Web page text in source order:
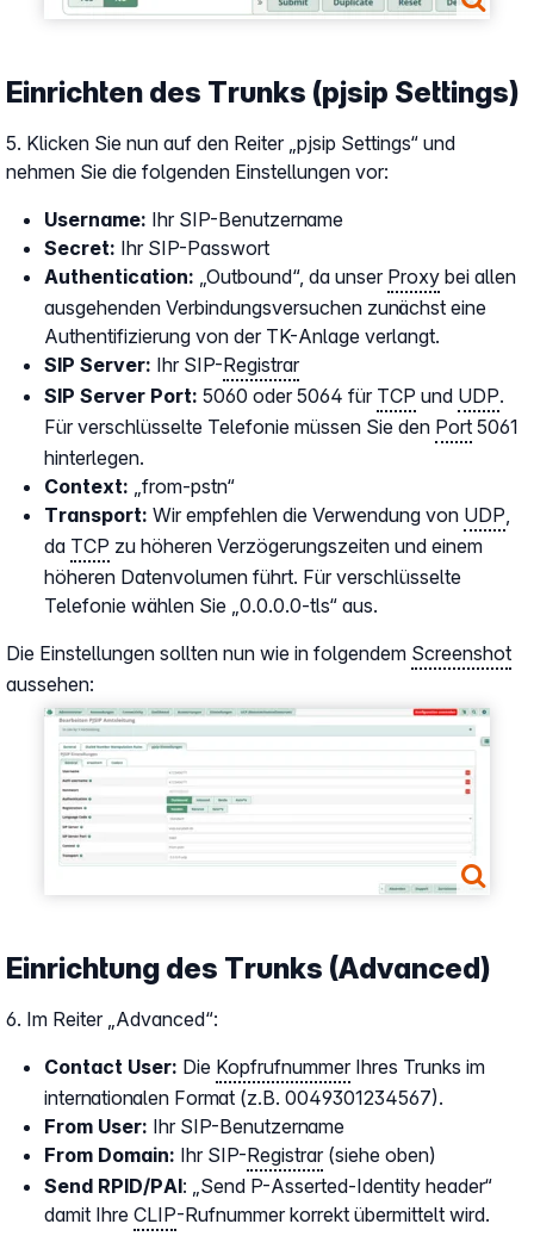
Einrichten des Trunks (pjsip Settings)
5. Klicken Sie nun auf den Reiter „pjsip Settings“ und
nehmen Sie die folgenden Einstellungen vor:
Username: Ihr SIP-Benutzername
Secret: Ihr SIP-Passwort
Authentication: „Outbound“, da unser Proxy bei allen
ausgehenden Verbindungsversuchen zunächst eine
Authentifizierung von der TK-Anlage verlangt.
SIP Server: Ihr SIP-Registrar
SIP Server Port: 5060 oder 5064 für TCP und UDP.
Für verschlüsselte Telefonie müssen Sie den Port 5061
hinterlegen.
Context: „from-pstn“
Transport: Wir empfehlen die Verwendung von UDP,
da TCP zu höheren Verzögerungszeiten und einem
höheren Datenvolumen führt. Für verschlüsselte
Telefonie wählen Sie „0.0.0.0-tls“ aus.
Die Einstellungen sollten nun wie in folgendem Screenshot
aussehen:
Show larger version
Einrichtung des Trunks (Advanced)
6. Im Reiter „Advanced“:
Contact User: Die Kopfrufnummer Ihres Trunks im
internationalen Format (z.B. 0049301234567).
From User: Ihr SIP-Benutzername
From Domain: Ihr SIP-Registrar (siehe oben)
Send RPID/PAI: „Send P-Asserted-Identity header“
damit Ihre CLIP-Rufnummer korrekt übermittelt wird.